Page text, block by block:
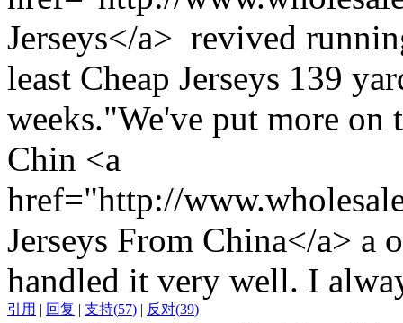
Jerseys</a> revived
least Cheap Jerseys 139
weeks."We've put more on
Chin <a
href="http://
Jerseys From China</a> a
handled it very well. I
引用 | 回复 | 支持(57) | 反对(39)